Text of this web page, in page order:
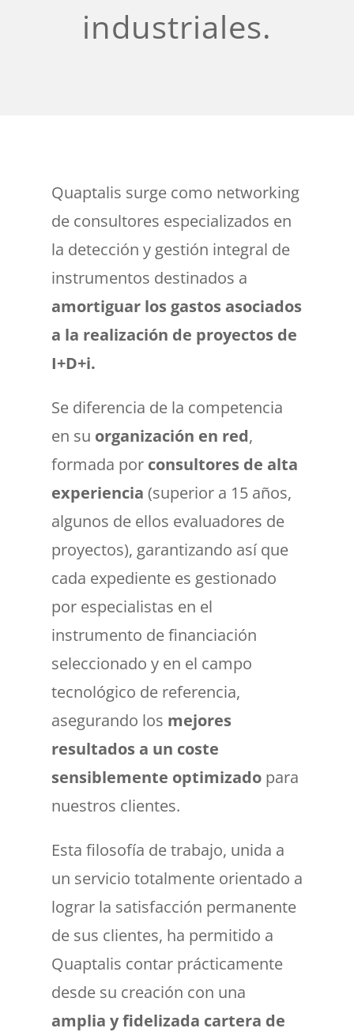
industriales.
Quaptalis surge como networking
de consultores especializados en
la detección y gestión integral de
instrumentos destinados a
amortiguar los gastos asociados
a la realización de proyectos de
I+D+i.
Se diferencia de la competencia
en su organización en red,
formada por consultores de alta
experiencia (superior a 15 años,
algunos de ellos evaluadores de
proyectos), garantizando así que
cada expediente es gestionado
por especialistas en el
instrumento de financiación
seleccionado y en el campo
tecnológico de referencia,
asegurando los mejores
resultados a un coste
sensiblemente optimizadopara
nuestros clientes.
Esta filosofía de trabajo, unida a
un servicio totalmente orientado a
lograr la satisfacción permanente
de sus clientes, ha permitido a
Quaptalis contar prácticamente
desde su creación con una
amplia y fidelizada cartera de